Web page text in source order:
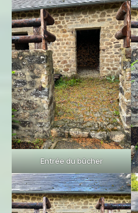
Entrée du bûcher